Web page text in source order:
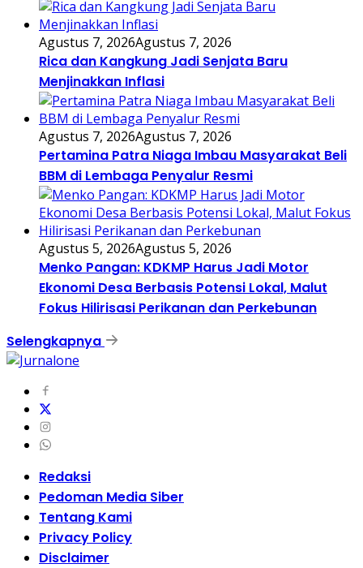
Agustus 7, 2026Agustus 7, 2026
Rica dan Kangkung Jadi Senjata Baru
Menjinakkan Inflasi
Agustus 7, 2026Agustus 7, 2026
Pertamina Patra Niaga Imbau Masyarakat Beli
BBM di Lembaga Penyalur Resmi
Agustus 5, 2026Agustus 5, 2026
Menko Pangan: KDKMP Harus Jadi Motor
Ekonomi Desa Berbasis Potensi Lokal, Malut
Fokus Hilirisasi Perikanan dan Perkebunan
Selengkapnya
Redaksi
Pedoman Media Siber
Tentang Kami
Privacy Policy
Disclaimer